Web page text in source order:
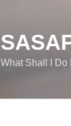
What Shall I Do